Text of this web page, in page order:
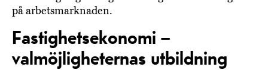
på arbetsmarknaden.
Fastighetsekonomi –
valmöjligheternas utbildning